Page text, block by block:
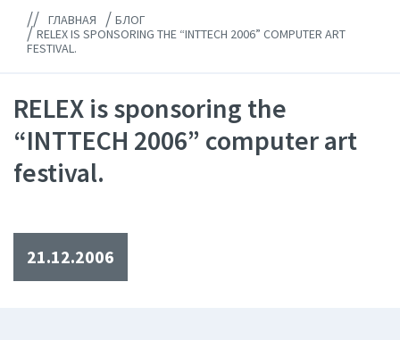
// ГЛАВНАЯ / БЛОГ
/RELEX IS SPONSORING THE “INTTECH 2006” COMPUTER ART
FESTIVAL.
RELEX is sponsoring the
“INTTECH 2006” computer art
festival.
21.12.2006